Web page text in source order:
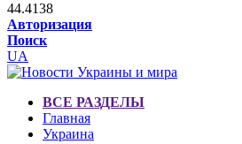
44.4138
Авторизация
Поиск
UA
ВСЕ РАЗДЕЛЫ
Главная
Украина